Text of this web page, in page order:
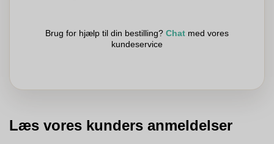
Brug for hjælp til din bestilling? Chat med vores
kundeservice
Læs vores kunders anmeldelser